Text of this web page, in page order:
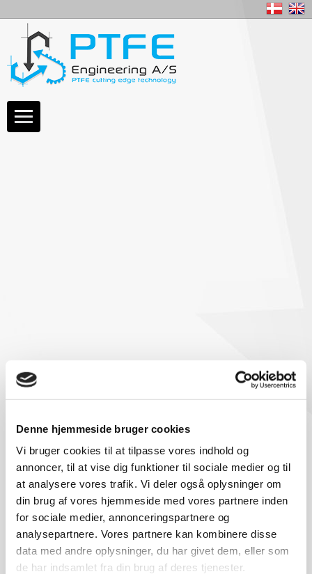
Denne hjemmeside bruger cookies
Vi bruger cookies til at tilpasse vores indhold og
annoncer, til at vise dig funktioner til sociale medier og til
at analysere vores trafik. Vi deler også oplysninger om
din brug af vores hjemmeside med vores partnere inden
for sociale medier, annonceringspartnere og
analysepartnere. Vores partnere kan kombinere disse
data med andre oplysninger, du har givet dem, eller som
de har indsamlet fra din brug af deres tjenester.
ENDNU BEDRE ANALYSE MED FEA